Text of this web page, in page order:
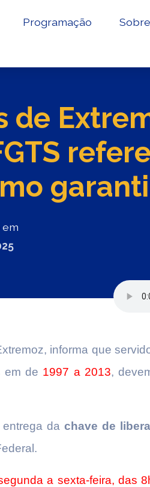
Programação
de
em
informa que
em de 1997 a 2013,
entrega dachave de
a sexta-feira, das